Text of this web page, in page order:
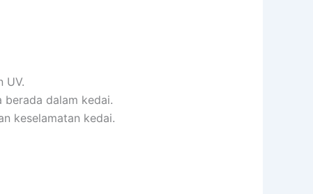
UV.
berada dalam kedai.
keselamatan kedai.